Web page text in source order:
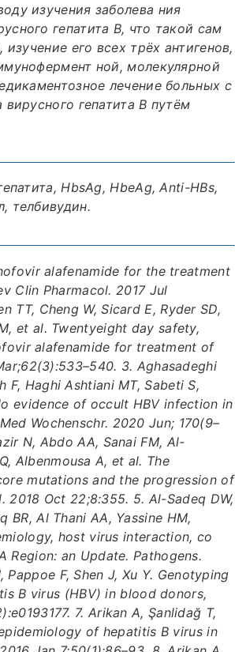
изучения заболева ния
гепатита В, что такой сам
его всех трёх антигенов,
ной, молекулярной
лечение больных с
гепатита В путём
HbsAg, HbeAg, Anti-HBs,
телбивудин.
alafenamide for the treatment
Clin Pharmacol. 2017 Jul
TT, Cheng W, Sicard E, Ryder SD,
et al. Twentyeight day safety,
alafenamide for treatment of
3. Aghasadeghi
F, Haghi Ashtiani MT, Sabeti S,
evidence of occult HBV infection in
Wochenschr. 2020 Jun; 170(9–
N, Abdo AA, Sanai FM, Al-
Albenmousa A, et al. The
mutations and the progression of
Oct 22;8:355. 5. Al-Sadeq DW,
BR, Al Thani AA, Yassine HM,
host virus interaction, co
an Update. Pathogens.
F, Shen J, Xu Y. Genotyping
B virus (HBV) in blood donors,
7. Arikan A, Şanlidağ T,
of hepatitis B virus in